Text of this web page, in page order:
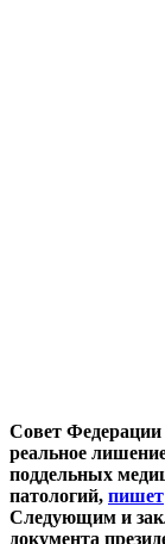
Совет Федерации
реальное
поддельных
патологий, пишет
Следующим и
документа